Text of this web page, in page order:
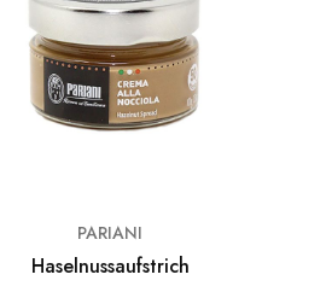
PARIANI
Haselnussaufstrich